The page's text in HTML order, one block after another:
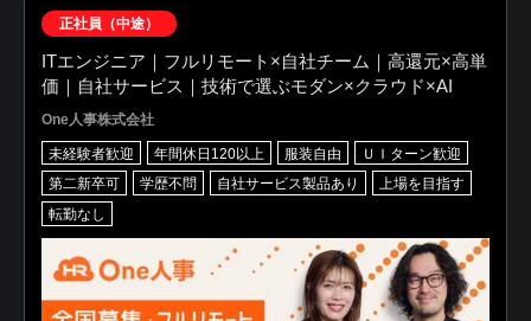
正社員（中途）
ITエンジニア｜フルリモート×自社チーム｜高還元×高単
価｜自社サービス｜技術で選ぶモダン×クラウド×AI
One人事株式会社
未経験者歓迎 年間休日120以上 服装自由
ＵＩターン歓迎
第二新卒可
学歴不問 自社サービス製品あり
上場を目指す
転勤なし